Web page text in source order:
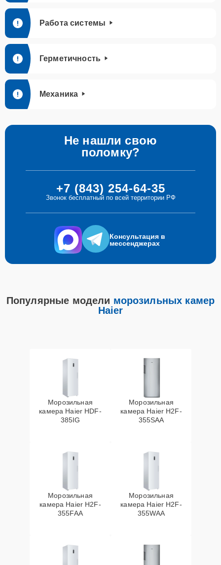
Работа системы
Герметичность
Механика
Не нашли свою
поломку?
+7 (843) 254-64-35
Звонок бесплатный по всей территории РФ
Консультация в
мессенджерах
Популярные модели морозильных камер
Haier
Морозильная
камера Haier HDF-
385IG
Морозильная
камера Haier H2F-
355SAA
Морозильная
камера Haier H2F-
355FAA
Морозильная
камера Haier H2F-
355WAA